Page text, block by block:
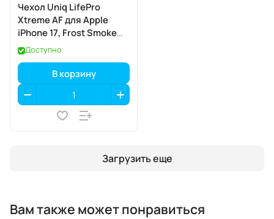
Чехол Uniq LifePro
Xtreme AF для Apple
iPhone 17, Frost Smoke
(матовый дымчатый),
MagSafe
Доступно
В корзину
Загрузить еще
Вам также может понравиться